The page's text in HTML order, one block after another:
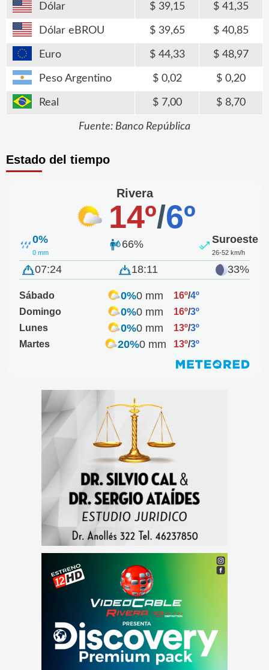
Dólar 39,15 41,35
Dólar eBROU 39,65 40,85
Euro 44,33 48,97
Peso Argentino 0,02 0,20
Real 7,00 8,70
Fuente: Banco República
Estado del tiempo
Rivera
14º/6º
0%
0 mm
66% Suroeste
26-52 km/h
07:24 18:11 33%
Sábado 0%0 mm 16º/4º
Domingo
0%0 mm 16º/3º
Lunes
0%0 mm 13º/3º
Martes
20%0 mm 13º/3º